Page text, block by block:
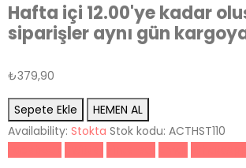
Hafta içi 12.00'ye kadar
siparişler aynı gün
₺379,90
Sepete Ekle
HEMEN AL
Availability: Stokta Stok kodu: ACTHST110